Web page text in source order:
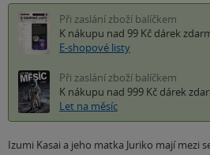
Při zaslání zboží balíčkem
K nákupu nad 99 Kč dárek
E-shopové listy
Při zaslání zboží balíčkem
K nákupu nad 999 Kč dárek
Let na měsíc
Izumi Kasai a jeho matka Juriko mají mezi